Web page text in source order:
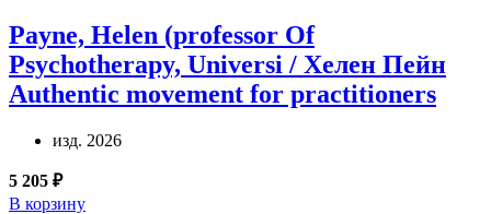
Payne, Helen (professor Of
Psychotherapy, Universi / Хелен Пейн
Authentic movement for practitioners
изд. 2026
5 205 ₽
В корзину